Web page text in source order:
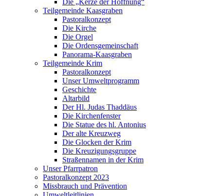
Die „Kerze der Hoffnung“
Teilgemeinde Kaasgraben
Pastoralkonzept
Die Kirche
Die Orgel
Die Ordensgemeinschaft
Panorama-Kaasgraben
Teilgemeinde Krim
Pastoralkonzept
Unser Umweltprogramm
Geschichte
Altarbild
Der Hl. Judas Thaddäus
Die Kirchenfenster
Die Statue des hl. Antonius
Der alte Kreuzweg
Die Glocken der Krim
Die Kreuzigungsgruppe
Straßennamen in der Krim
Unser Pfarrpatron
Pastoralkonzept 2023
Missbrauch und Prävention